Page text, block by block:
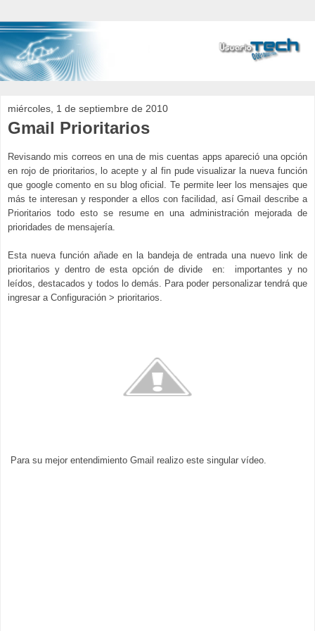
miércoles, 1 de septiembre de 2010
Gmail Prioritarios
Revisando mis correos en una de mis cuentas apps apareció una opción
en rojo de prioritarios, lo acepte y al fin pude visualizar la nueva función
que google comento en su blog oficial.Te permite leer los mensajes que
más te interesan y responder a ellos con facilidad, así Gmail describe a
Prioritarios todo esto se resume en una administración mejorada de
prioridades de mensajería.
Esta nueva función añade en la bandeja de entrada una nuevo link de
prioritarios y dentro de esta opción de divide en: importantes y no
leídos, destacados y todos lo demás. Para poder personalizar tendrá que
ingresar a Configuración > prioritarios.
Para su mejor entendimiento Gmail realizo este singular vídeo.